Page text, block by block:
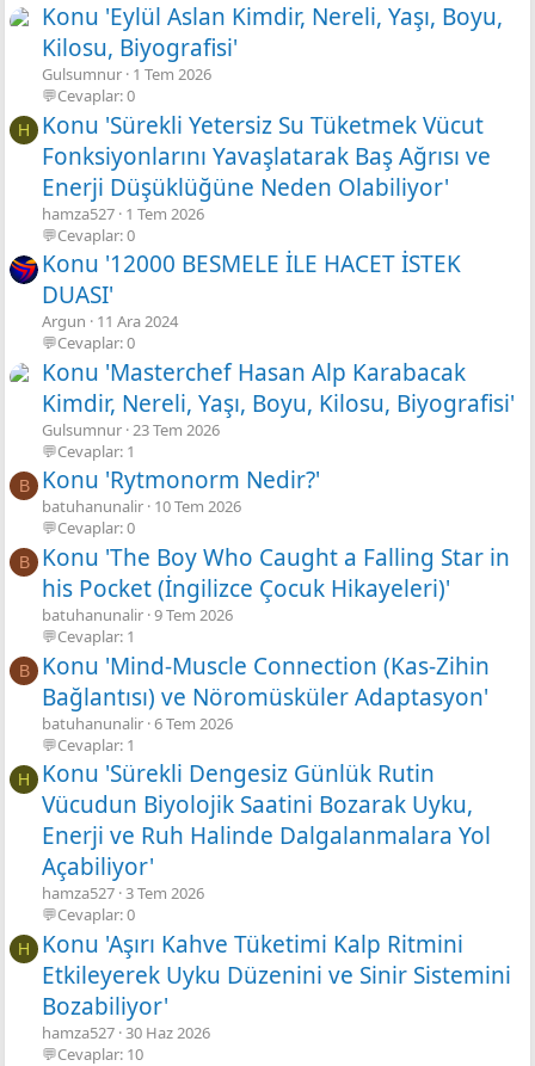
Konu 'Eylül Aslan Kimdir, Nereli, Yaşı, Boyu,
Kilosu, Biyografisi'
Gulsumnur 1 Tem 2026
💬Cevaplar: 0
H
Konu 'Sürekli Yetersiz Su Tüketmek Vücut
Fonksiyonlarını Yavaşlatarak Baş Ağrısı ve
Enerji Düşüklüğüne Neden Olabiliyor'
hamza527 1 Tem 2026
💬Cevaplar: 0
Konu '12000 BESMELE İLE HACET İSTEK
DUASI'
Argun
11 Ara 2024
💬Cevaplar: 0
Konu 'Masterchef Hasan Alp Karabacak
Kimdir, Nereli, Yaşı, Boyu, Kilosu, Biyografisi'
Gulsumnur 23 Tem 2026
💬Cevaplar: 1
B Konu 'Rytmonorm Nedir?'
batuhanunalir 10 Tem 2026
💬Cevaplar: 0
B
Konu 'The Boy Who Caught a Falling Star in
his Pocket (İngilizce Çocuk Hikayeleri)'
batuhanunalir 9 Tem 2026
💬Cevaplar: 1
B
Konu 'Mind-Muscle Connection (Kas-Zihin
Bağlantısı) ve Nöromüsküler Adaptasyon'
batuhanunalir 6 Tem 2026
💬Cevaplar: 1
H
Konu 'Sürekli Dengesiz Günlük Rutin
Vücudun Biyolojik Saatini Bozarak Uyku,
Enerji ve Ruh Halinde Dalgalanmalara Yol
Açabiliyor'
hamza527 3 Tem 2026
💬Cevaplar: 0
H
Konu 'Aşırı Kahve Tüketimi Kalp Ritmini
Etkileyerek Uyku Düzenini ve Sinir Sistemini
Bozabiliyor'
hamza527 30 Haz 2026
💬Cevaplar: 10